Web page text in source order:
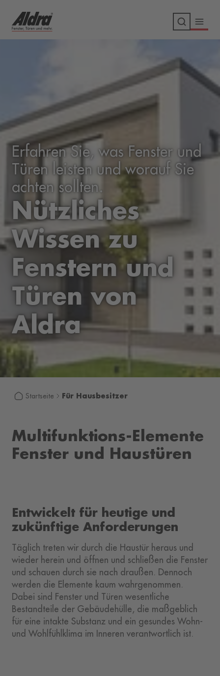
Erfahren Sie, was Fenster und
Türen leisten und worauf Sie
achten sollten.
Nützliches
Wissen zu
Fenstern und
Türen von
Aldra
Startseite Für Hausbesitzer
Multifunktions-Elemente
Fenster und Haustüren
Entwickelt für heutige und
zukünftige Anforderungen
Täglich treten wir durch die Haustür heraus und
wieder herein und öffnen und schließen die Fenster
und schauen durch sie nach draußen. Dennoch
werden die Elemente kaum wahrgenommen.
Dabei sind Fenster und Türen wesentliche
Bestandteile der Gebäudehülle, die maßgeblich
für eine intakte Substanz und ein gesundes Wohn-
und Wohlfühlklima im Inneren verantwortlich ist.